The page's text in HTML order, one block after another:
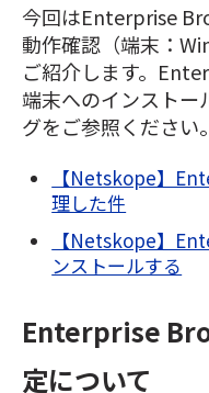
今回はEnterprise
動作確認（端末：
ご紹介します。
端末へのインストー
グをご参照ください。
【Netskope】
理した件
【Netskope】
ンストールする
Enterprise
定について